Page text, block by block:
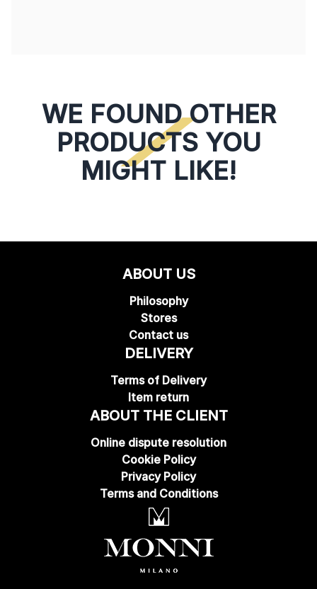
WE FOUND OTHER
PRODUCTS YOU
MIGHT LIKE!
ABOUT US
Philosophy
Stores
Contact us
DELIVERY
Terms of Delivery
Item return
ABOUT THE CLIENT
Online dispute resolution
Cookie Policy
Privacy Policy
Terms and Conditions